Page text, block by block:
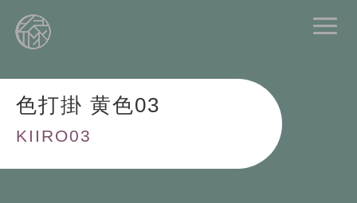
色打掛 黄色03
KIIRO03